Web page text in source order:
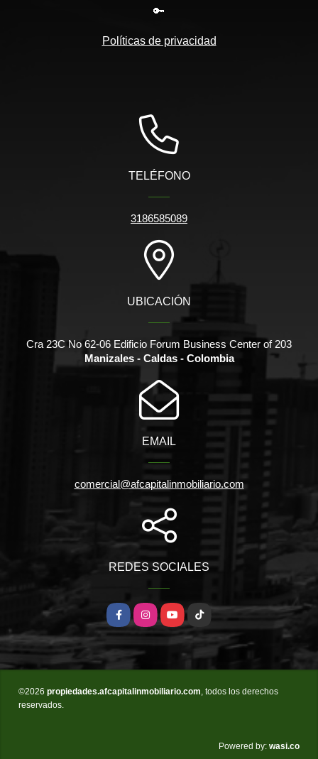
🔑
Políticas de privacidad
TELÉFONO
3186585089
UBICACIÓN
Cra 23C No 62-06 Edificio Forum Business Center of 203
Manizales - Caldas - Colombia
EMAIL
comercial@afcapitalinmobiliario.com
REDES SOCIALES
FacebookInstagramYouTubeTikTok
©2026 propiedades.afcapitalinmobiliario.com, todos los derechos
reservados.
Powered by: wasi.co